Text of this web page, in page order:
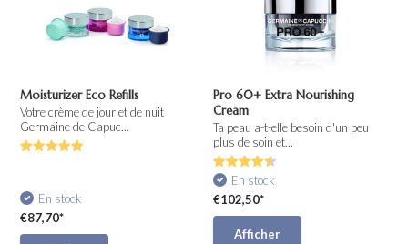
Moisturizer Eco Refills
Votre crème de jour et de nuit
Germaine de Capuc...
En stock
€87,70*
Pro 60+ Extra Nourishing
Cream
Ta peau a-t-elle besoin d'un peu
plus de soin et...
En stock
€102,50*
Afficher